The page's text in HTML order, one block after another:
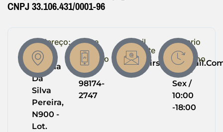
CNPJ 33.106.431/0001-96
Endereço:
R.
Helena
Da
Silva
Pereira,
N900 -
Lot.
Entre
em
Contato
(64)
98174-
2747
Email
Suporte
Horario
de
Trabalho
Seg -
Sex /
10:00
-18:00